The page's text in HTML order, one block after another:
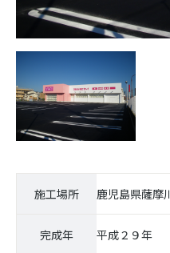
施工場所 鹿児島県薩摩
完成年 平成２９年